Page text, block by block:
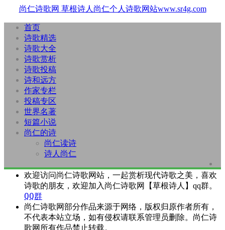
尚仁诗歌网 草根诗人尚仁个人诗歌网站www.sr4g.com
首页
诗歌精选
诗歌大全
诗歌赏析
诗歌投稿
诗和远方
作家专栏
投稿专区
世界名著
短篇小说
尚仁的诗
尚仁读诗
诗人尚仁
欢迎访问尚仁诗歌网站，一起赏析现代诗歌之美，喜欢
诗歌的朋友，欢迎加入尚仁诗歌网【草根诗人】qq群。
QQ群
尚仁诗歌网部分作品来源于网络，版权归原作者所有，
不代表本站立场，如有侵权请联系管理员删除。尚仁诗
歌网所有作品禁止转载。